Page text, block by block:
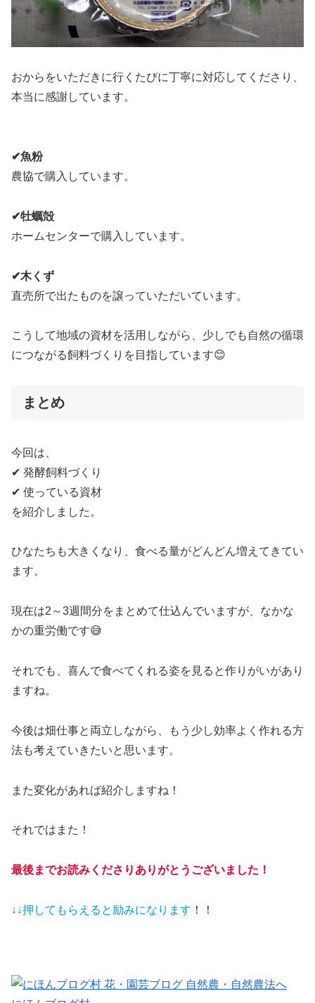
おからをいただきに行くたびに丁寧に対応してくださり、
本当に感謝しています。
✔魚粉
農協で購入しています。
✔牡蠣殻
ホームセンターで購入しています。
✔木くず
直売所で出たものを譲っていただいています。
こうして地域の資材を活用しながら、少しでも自然の循環
につながる飼料づくりを目指しています😊
まとめ
今回は、
✔ 発酵飼料づくり
✔ 使っている資材
を紹介しました。
ひなたちも大きくなり、食べる量がどんどん増えてきてい
ます。
現在は2～3週間分をまとめて仕込んでいますが、なかな
かの重労働です😅
それでも、喜んで食べてくれる姿を見ると作りがいがあり
ますね。
今後は畑仕事と両立しながら、もう少し効率よく作れる方
法も考えていきたいと思います。
また変化があれば紹介しますね！
それではまた！
最後までお読みくださりありがとうございました！
↓↓押してもらえると 励みになります ！！